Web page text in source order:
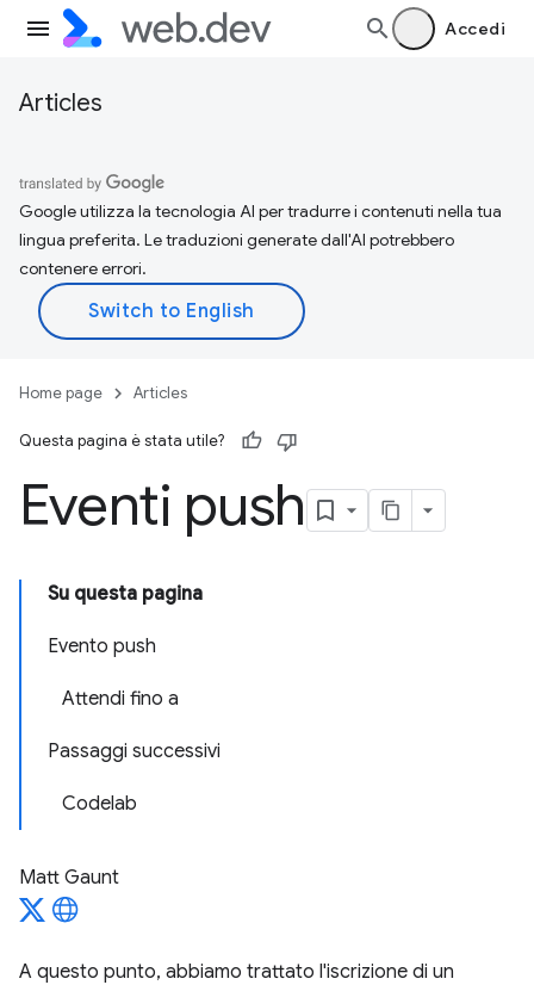
Accedi
Articles
Google utilizza la tecnologia AI per tradurre i contenuti nella tua
lingua preferita. Le traduzioni generate dall'AI potrebbero
contenere errori.
Home page Articles
Questa pagina è stata utile?
Eventi push
Su questa pagina
Evento push
Attendi fino a
Passaggi successivi
Codelab
Matt Gaunt
A questo punto, abbiamo trattato l'iscrizione di un